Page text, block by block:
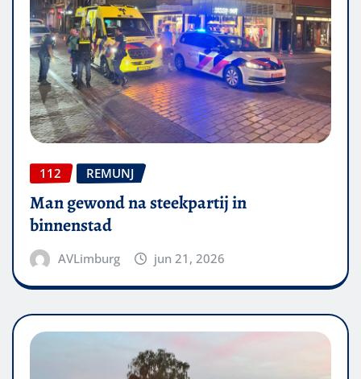
112 REMUNJ
Man gewond na steekpartij in
binnenstad
AVLimburg jun 21, 2026